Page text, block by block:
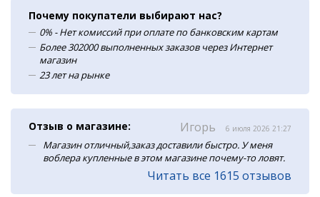
Почему покупатели выбирают нас?
0% - Нет комиссий при оплате по банковским картам
Более 302000 выполненных заказов через Интернет
магазин
23 лет на рынке
Отзыв о магазине: Игорь 6 июля 2026 21:27
Магазин отличный,заказ доставили быстро. У меня
воблера купленные в этом магазине почему-то ловят.
Читать все 1615 отзывов